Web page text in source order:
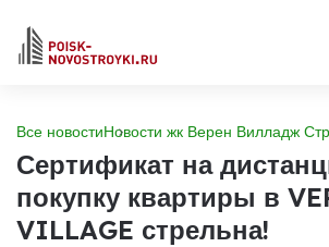
Все новостиНовости жк Верен Вилладж
Сертификат на
покупку квартиры в
VILLAGE стрельна!